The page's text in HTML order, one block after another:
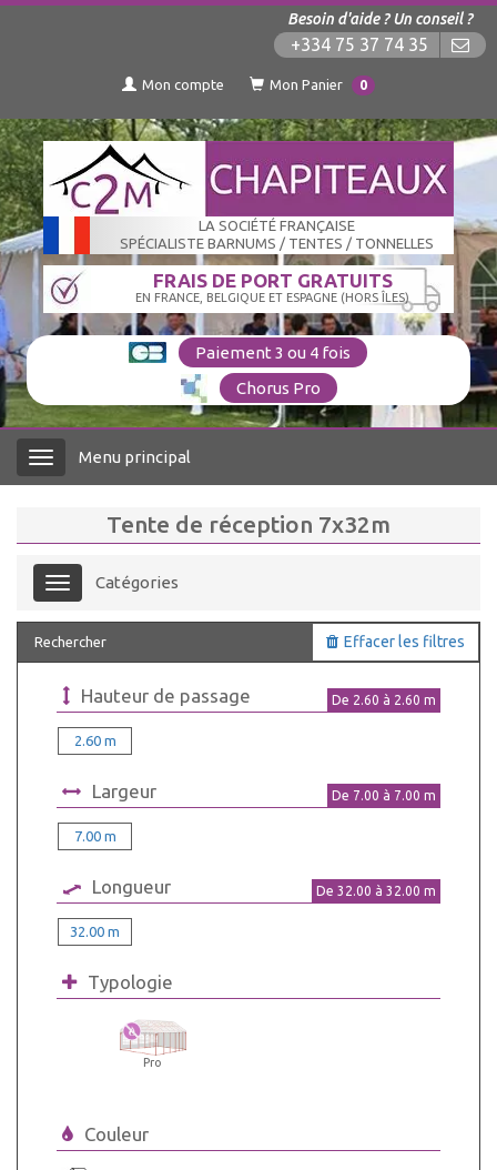
Besoin d'aide ? Un conseil ?
+334 75 37 74 35
Mon compte Mon Panier 0
LA SOCIÉTÉ FRANÇAISE
SPÉCIALISTE BARNUMS / TENTES / TONNELLES
FRAIS DE PORT GRATUITS
EN FRANCE, BELGIQUE ET ESPAGNE (HORS ÎLES)
Paiement 3 ou 4 fois
Chorus Pro
Menu Menu principal
Tente de réception 7x32m
Menu Catégories
Rechercher Effacer les filtres
Hauteur de passage De 2.60 à 2.60 m
2.60 m
Largeur De 7.00 à 7.00 m
7.00 m
Longueur De 32.00 à 32.00 m
32.00 m
Typologie
Pro
Couleur